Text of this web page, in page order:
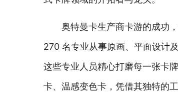
奥特曼卡生产商卡游的成功
270 名专业从事原画、平面设计
这些专业人员精心打磨每一张卡
卡、温感变色卡，凭借其独特的